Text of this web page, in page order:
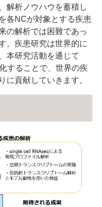
解析ノウハウを蓄積し
各NCが対象とする疾患
の解析では困難であっ
。疾患研究は世界的に
本研究活動を通じて
することで、世界の疾
に貢献していきます。